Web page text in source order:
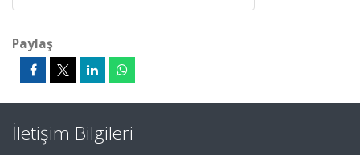
Paylaş
İletişim Bilgileri